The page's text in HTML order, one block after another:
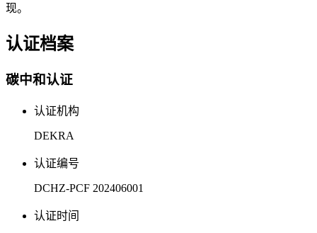
现。
认证档案
碳中和认证
认证机构
DEKRA
认证编号
DCHZ-PCF 202406001
认证时间